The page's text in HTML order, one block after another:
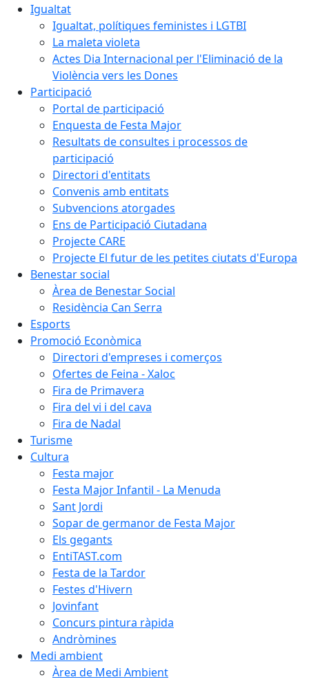
Igualtat
Igualtat, polítiques feministes i LGTBI
La maleta violeta
Actes Dia Internacional per l'Eliminació de la
Violència vers les Dones
Participació
Portal de participació
Enquesta de Festa Major
Resultats de consultes i processos de
participació
Directori d'entitats
Convenis amb entitats
Subvencions atorgades
Ens de Participació Ciutadana
Projecte CARE
Projecte El futur de les petites ciutats d'Europa
Benestar social
Àrea de Benestar Social
Residència Can Serra
Esports
Promoció Econòmica
Directori d'empreses i comerços
Ofertes de Feina - Xaloc
Fira de Primavera
Fira del vi i del cava
Fira de Nadal
Turisme
Cultura
Festa major
Festa Major Infantil - La Menuda
Sant Jordi
Sopar de germanor de Festa Major
Els gegants
EntiTAST.com
Festa de la Tardor
Festes d'Hivern
Jovinfant
Concurs pintura ràpida
Andròmines
Medi ambient
Àrea de Medi Ambient